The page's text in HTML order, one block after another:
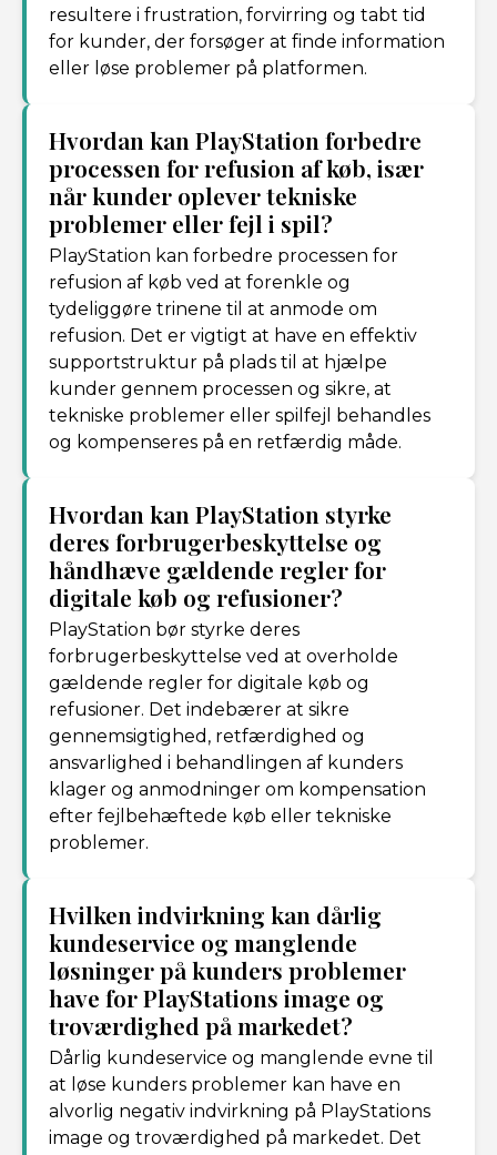
resultere i frustration, forvirring og tabt tid
for kunder, der forsøger at finde information
eller løse problemer på platformen.
Hvordan kan PlayStation forbedre
processen for refusion af køb, især
når kunder oplever tekniske
problemer eller fejl i spil?
PlayStation kan forbedre processen for
refusion af køb ved at forenkle og
tydeliggøre trinene til at anmode om
refusion. Det er vigtigt at have en effektiv
supportstruktur på plads til at hjælpe
kunder gennem processen og sikre, at
tekniske problemer eller spilfejl behandles
og kompenseres på en retfærdig måde.
Hvordan kan PlayStation styrke
deres forbrugerbeskyttelse og
håndhæve gældende regler for
digitale køb og refusioner?
PlayStation bør styrke deres
forbrugerbeskyttelse ved at overholde
gældende regler for digitale køb og
refusioner. Det indebærer at sikre
gennemsigtighed, retfærdighed og
ansvarlighed i behandlingen af kunders
klager og anmodninger om kompensation
efter fejlbehæftede køb eller tekniske
problemer.
Hvilken indvirkning kan dårlig
kundeservice og manglende
løsninger på kunders problemer
have for PlayStations image og
troværdighed på markedet?
Dårlig kundeservice og manglende evne til
at løse kunders problemer kan have en
alvorlig negativ indvirkning på PlayStations
image og troværdighed på markedet. Det